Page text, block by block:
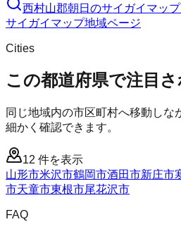
西村山郡朝日のサイガイマッ
サイガイマップ地域ページ
Cities
この都道府県で注目
同じ地域内の市区町村へ移動しな
細かく確認できます。
12 件を表示
山形市米沢市鶴岡市酒田市新庄市
市天童市東根市尾花沢市
FAQ